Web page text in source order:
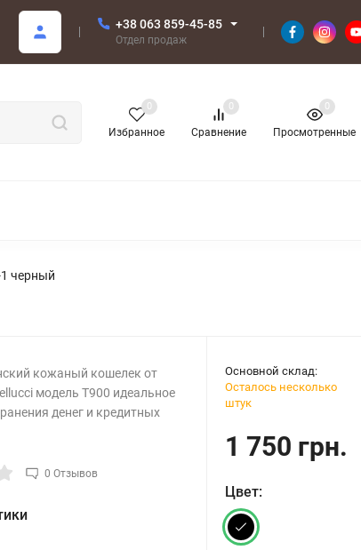
+38 063 859-45-85
Отдел продаж
Избранное
0
Сравнение
0
Просмотренные
0
черный
кожаный кошелек от
модель T900 идеальное
денег и кредитных
0 Отзывов
Основной склад:
Осталось несколько
штук
1 750 грн.
Цвет: